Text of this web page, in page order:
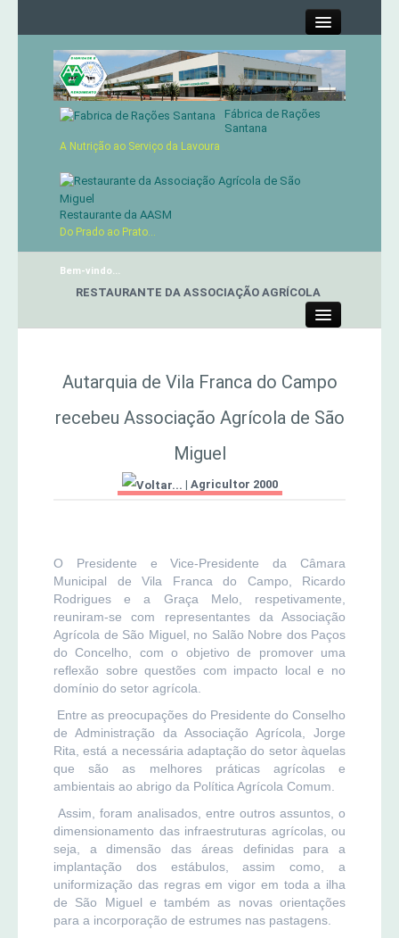
Contactos
Serviços
Produtos
Concursos Micaelenses
Publicações AASM
Fábrica de Rações
Santana
A Nutrição ao Serviço da Lavoura
Restaurante da AASM
Do Prado ao Prato...
Bem-vindo...
RESTAURANTE DA ASSOCIAÇÃO AGRÍCOLA
MERCADO AGRÍCOLA DE SANTANA
Autarquia de Vila Franca do Campo
recebeu Associação Agrícola de São
Miguel
| Agricultor 2000
O Presidente e Vice-Presidente da Câmara
Municipal de Vila Franca do Campo, Ricardo
Rodrigues e a Graça Melo, respetivamente,
reuniram-se com representantes da Associação
Agrícola de São Miguel, no Salão Nobre dos Paços
do Concelho, com o objetivo de promover uma
reflexão sobre questões com impacto local e no
domínio do setor agrícola.
Entre as preocupações do Presidente do Conselho
de Administração da Associação Agrícola, Jorge
Rita, está a necessária adaptação do setor àquelas
que são as melhores práticas agrícolas e
ambientais ao abrigo da Política Agrícola Comum.
Assim, foram analisados, entre outros assuntos, o
dimensionamento das infraestruturas agrícolas, ou
seja, a dimensão das áreas definidas para a
implantação dos estábulos, assim como, a
uniformização das regras em vigor em toda a ilha
de São Miguel e também as novas orientações
para a incorporação de estrumes nas pastagens.